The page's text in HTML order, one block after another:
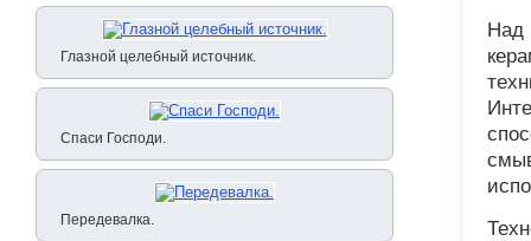
Глазной целебный источник.
Спаси Господи.
Передевалка.
Над